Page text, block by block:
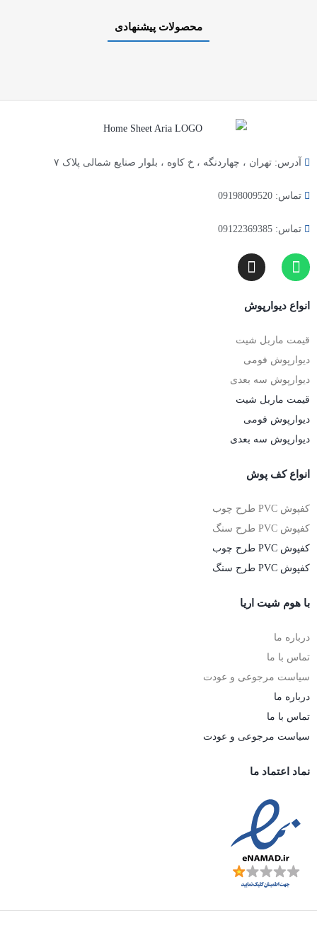
محصولات پیشنهادی
آدرس: تهران ، چهاردنگه ، خ کاوه ، بلوار صنایع شمالی پلاک ۷
تماس: 09198009520
تماس: 09122369385
انواع دیوارپوش
قیمت ماربل شیت
دیوارپوش فومی
دیوارپوش سه بعدی
قیمت ماربل شیت
دیوارپوش فومی
دیوارپوش سه بعدی
انواع کف پوش
کفپوش PVC طرح چوب
کفپوش PVC طرح سنگ
کفپوش PVC طرح چوب
کفپوش PVC طرح سنگ
با هوم شیت اریا
درباره ما
تماس با ما
سیاست مرجوعی و عودت
درباره ما
تماس با ما
سیاست مرجوعی و عودت
نماد اعتماد ما